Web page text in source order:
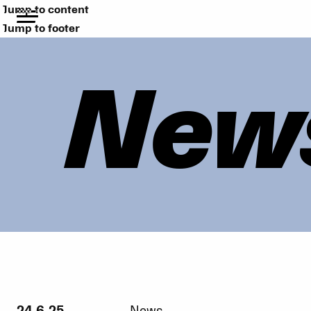
Jump to content
Jump to footer